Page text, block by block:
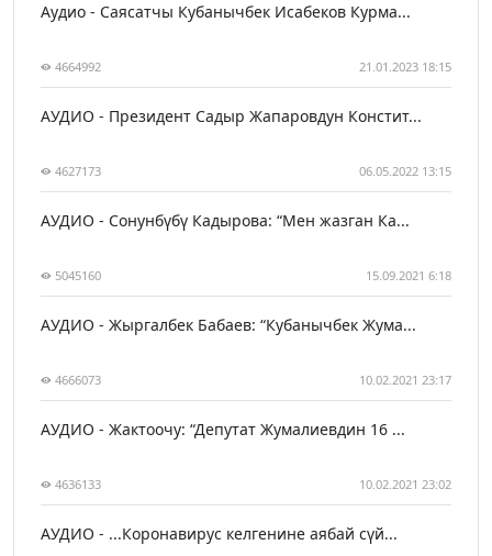
Аудио - Саясатчы Кубанычбек Исабеков Курма...
4664992 21.01.2023 18:15
АУДИО - Президент Садыр Жапаровдун Констит...
4627173 06.05.2022 13:15
АУДИО - Сонунбүбү Кадырова: “Мен жазган Ка...
5045160 15.09.2021 6:18
АУДИО - Жыргалбек Бабаев: “Кубанычбек Жума...
4666073 10.02.2021 23:17
АУДИО - Жактоочу: “Депутат Жумалиевдин 16 ...
4636133 10.02.2021 23:02
АУДИО - ...Коронавирус келгенине аябай сүй...